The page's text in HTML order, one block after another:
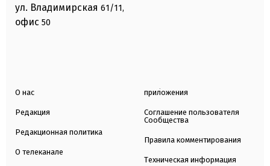
ул. Владимирская 61/11,
офис 50
О нас
Редакция
Редакционная политика
О телеканале
приложения
Соглашение пользователя
Сообщества
Правила комментирования
Техническая информация